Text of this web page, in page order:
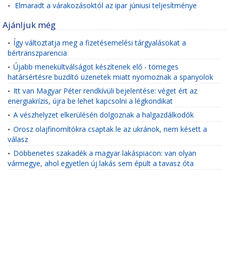
• Elmaradt a várakozásoktól az ipar júniusi teljesítménye
Ajánljuk még
• Így változtatja meg a fizetésemelési tárgyalásokat a
bértranszparencia
• Újabb menekültválságot készítenek elő - tömeges
határsértésre buzdító üzenetek miatt nyomoznak a spanyolok
• Itt van Magyar Péter rendkívüli bejelentése: véget ért az
energiakrízis, újra be lehet kapcsolni a légkondikat
• A vészhelyzet elkerülésén dolgoznak a halgazdálkodók
• Orosz olajfinomítókra csaptak le az ukránok, nem késett a
válasz
• Döbbenetes szakadék a magyar lakáspiacon: van olyan
vármegye, ahol egyetlen új lakás sem épült a tavasz óta